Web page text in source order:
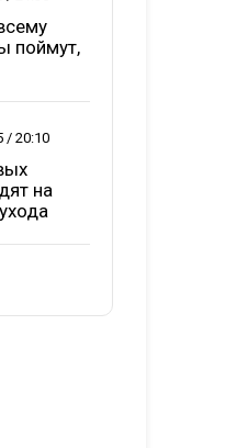
поймут,
/ 20:10
на